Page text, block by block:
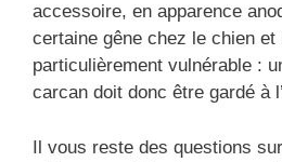
accessoire, en apparence
certaine gêne chez le chien et
particulièrement vulnérable :
carcan doit donc être gardé à
Il vous reste des questions